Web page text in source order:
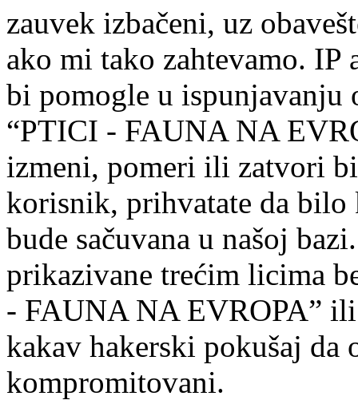
zauvek izbačeni, uz
ako mi tako zahtevamo. IP
bi pomogle u ispunjavanju
“PTICI - FAUNA NA
izmeni, pomeri ili zatvori
korisnik, prihvatate da bilo
bude sačuvana u našoj
prikazivane trećim licima
- FAUNA NA EVROPA”
kakav hakerski pokušaj da
kompromitovani.